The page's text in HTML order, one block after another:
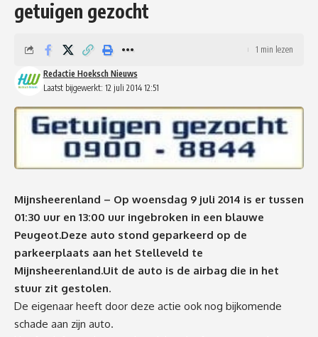
getuigen gezocht
Laatst bijgewerkt: 12 juli 2014 12:51
Redactie Hoeksch Nieuws
1 min lezen
Mijnsheerenland – Op woensdag 9 juli 2014 is er tussen
01:30 uur en 13:00 uur ingebroken in een blauwe
Peugeot.Deze auto stond geparkeerd op de
parkeerplaats aan het Stelleveld te
Mijnsheerenland.Uit de auto is de airbag die in het
stuur zit gestolen.
De eigenaar heeft door deze actie ook nog bijkomende
schade aan zijn auto.